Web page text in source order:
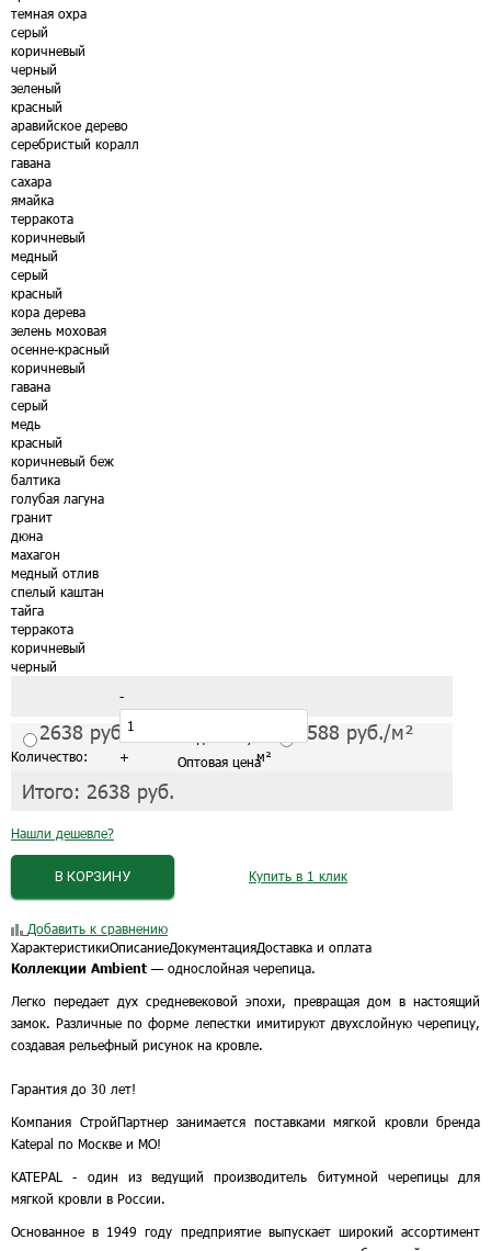
темная охра
серый
коричневый
черный
зеленый
красный
аравийское дерево
серебристый коралл
гавана
сахара
ямайка
терракота
коричневый
медный
серый
красный
кора дерева
зелень моховая
осенне-красный
коричневый
гавана
серый
медь
красный
коричневый беж
балтика
голубая лагуна
гранит
дюна
махагон
медный отлив
спелый каштан
тайга
терракота
коричневый
черный
Количество:
-
+ м²
2638 руб./м² 2588 руб./м²
Оптовая цена
Итого: 2638 руб.
Нашли дешевле?
Купить в 1 клик
В КОРЗИНУ
Добавить к сравнению
ХарактеристикиОписаниеДокументацияДоставка и оплата
Коллекции Ambient — однослойная черепица.
Легко передает дух средневековой эпохи, превращая дом в настоящий
замок. Различные по форме лепестки имитируют двухслойную черепицу,
создавая рельефный рисунок на кровле.
Гарантия до 30 лет!
Компания СтройПартнер занимается поставками мягкой кровли бренда
Katepal по Москве и МО!
KATEPAL - один из ведущий производитель битумной черепицы для
мягкой кровли в России.
Основанное в 1949 году предприятие выпускает широкий ассортимент